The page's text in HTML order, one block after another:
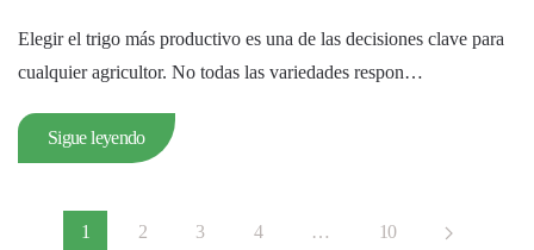
Elegir el trigo más productivo es una de las decisiones clave para
cualquier agricultor. No todas las variedades respon…
Sigue leyendo
1 2 3 4 … 10